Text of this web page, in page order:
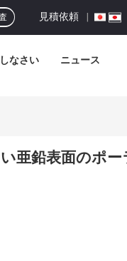
見積依頼 |
なさい ニュース
亜鉛表面のポー